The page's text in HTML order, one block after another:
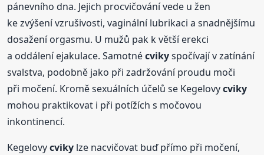
pánevního dna. Jejich procvičování vede u žen
ke zvýšení vzrušivosti, vaginální lubrikaci a snadnějšímu
dosažení orgasmu. U mužů pak k větší erekci
a oddálení ejakulace. Samotnécvikyspočívají v zatínání
svalstva, podobně jako při zadržování proudu moči
při močení. Kromě sexuálních účelů se Kegelovycviky
mohou praktikovat i při potížích s močovou
inkontinencí.
Kegelovycviky lze nacvičovat buď přímo při močení,